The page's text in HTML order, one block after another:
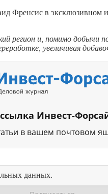
Френсис в эксклюзивном
регион и, помимо добычи
увеличивая
Инвест-
в вашем почтовом
данных.